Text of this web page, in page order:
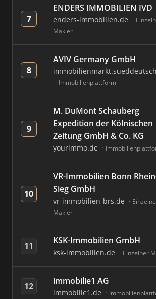
7
ENDERS IMMOBILIEN IVD
enders-immobilien.de
Makler
8
AVIV Germany GmbH
Immobilienplattform
9
M. DuMont Schauberg
Expedition der Kölnischen
Zeitung GmbH & Co. KG
yourimmo.de
10
VR-Immobilien Bonn
Sieg GmbH
vr-immobilien-brs.de
Makler
11 KSK-Immobilien GmbH
ksk-immobilien.de Einzelner
12 immobilie1 AG
immobilie1.de